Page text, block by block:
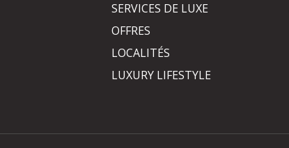
SERVICES DE LUXE
OFFRES
LOCALITÉS
LUXURY LIFESTYLE